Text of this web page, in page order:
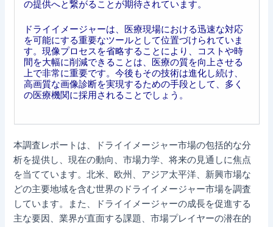
の提供へと繋がることが期待されています。
ドライイメージャーは、医療現場における迅速な対応
を可能にする重要なツールとして位置づけられていま
す。現像プロセスを省略することにより、コストや時
間を大幅に削減できることは、医療の質を向上させる
上で非常に重要です。今後もその技術は進化し続け、
高画質な画像診断を実現するための手段として、多く
の医療機関に採用されることでしょう。
本調査レポートは、ドライイメージャー市場の包括的な分
析を提供し、現在の動向、市場力学、将来の見通しに焦点
を当てています。北米、欧州、アジア太平洋、新興市場な
どの主要地域を含む世界のドライイメージャー市場を調査
しています。また、ドライイメージャーの成長を促進する
主な要因、業界が直面する課題、市場プレイヤーの潜在的